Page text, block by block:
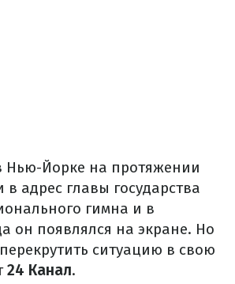
Нью-Йорке на протяжении
в адрес главы государства
гимна и в
он появлялся на экране. Но
ситуацию в свою
24 Канал.